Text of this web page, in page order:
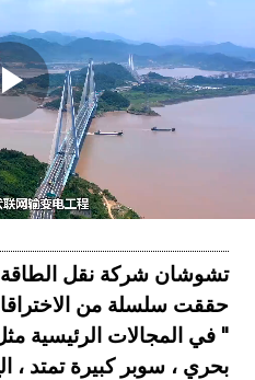
Play
Video
تشوشان شركة نقل الطاقة
" في المجالات الرئيسية
بحري ، سوبر كبيرة تمتد ،